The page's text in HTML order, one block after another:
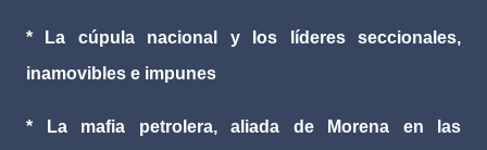
* La cúpula nacional y los líderes seccionales,
inamovibles e impunes
* La mafia petrolera, aliada de Morena en las